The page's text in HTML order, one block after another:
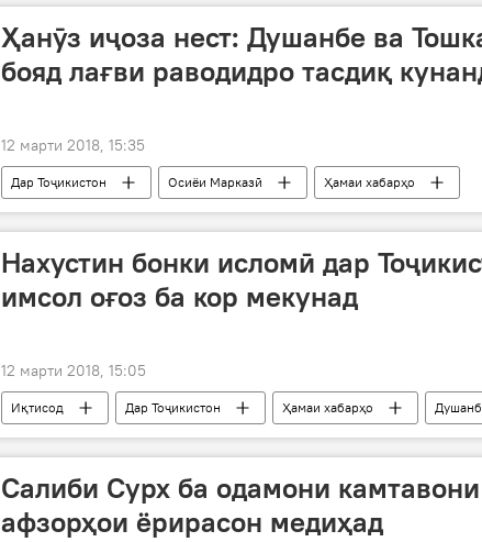
Ҳанӯз иҷоза нест: Душанбе ва
бояд лағви раводидро тасдиқ
12 марти 2018, 15:35
Дар Тоҷикистон Осиёи Марказӣ Ҳамаи хабарҳо
Нахустин бонки исломӣ дар
имсол оғоз ба кор мекунад
12 марти 2018, 15:05
Иқтисод Дар Тоҷикистон Ҳамаи хабарҳо
Салиби Сурх ба одамони камтавони
афзорҳои ёрирасон медиҳад